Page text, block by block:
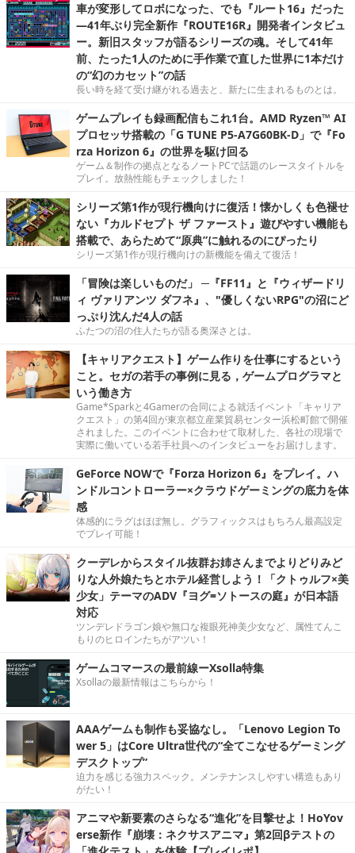
車が変形してロボになった、でも『ルート16』だった
―41年ぶり完全新作『ROUTE16R』開発者インタビュ
ー。新旧スタッフが語るシリーズの魂。そして41年
前、たった1人のために手作業で直した世界に1本だけ
の“幻のカセット”の話
長い時を経て受け継がれる過去と、新たに生まれるものとは。
ゲームプレイも録画配信もこれ1台。AMD Ryzen™ AI
プロセッサ搭載の「G TUNE P5-A7G60BK-D」で『Fo
rza Horizon 6』の世界を駆け回る
ゲーム＆制作の拠点となるノートPCで話題のレースタイトルを
プレイ。放熱性能もチェックしました！
シリーズ第1作が現行機向けに復活！懐かしくも色褪せ
ない『カルドセプト ザ ファースト』遊びやすい機能も
搭載で、あらためて“原典”に触れるのにぴったり
シリーズ第1作が現行機向けの新機能を備えて復活！
「冒険は楽しいものだ」 ─『FF11』と『ウィザードリ
ィ ヴァリアンツ ダフネ』、"優しくないRPG"の沼にど
っぷり沈んだ4人の話
ふたつの沼の住人たちが語る奥深さとは。
【キャリアクエスト】ゲーム作りを仕事にするという
こと。セガの若手の事例に見る，ゲームプログラマと
いう働き方
Game*Sparkと4Gamerの合同による就活イベント「キャリア
クエスト」の第4回が東京都立産業貿易センター浜松町館で開催
されました。このイベントに合わせて取材した、各社の現場で
実際に働いている若手社員へのインタビューをお届けします。
GeForce NOWで『Forza Horizon 6』をプレイ。ハ
ンドルコントローラー×クラウドゲーミングの底力を体
感
体感的にラグはほぼ無し。グラフィックスはもちろん最高設定
でプレイ可能！
クーデレからスタイル抜群お姉さんまでよりどりみど
りな人外娘たちとホテル経営しよう！「クトゥルフ×美
少女」テーマのADV『ヨグ=ソトースの庭』が日本語
対応
ツンデレドラゴン娘や無口な複眼死神美少女など、属性てんこ
もりのヒロインたちがアツい！
ゲームコマースの最前線ーXsolla特集
Xsollaの最新情報はこちらから！
AAAゲームも制作も妥協なし。「Lenovo Legion To
wer 5」はCore Ultra世代の“全てこなせるゲーミング
デスクトップ”
迫力を感じる強力スペック。メンテナンスしやすい構造もあり
がたい！
アニマや新要素のさらなる“進化”を目撃せよ！HoYov
erse新作『崩壊：ネクサスアニマ』第2回βテストの